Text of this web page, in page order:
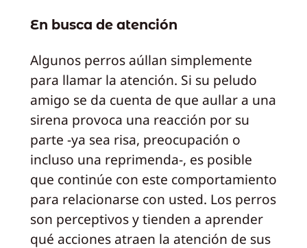
En busca de atención
Algunos perros aúllan simplemente
para llamar la atención. Si su peludo
amigo se da cuenta de que aullar a una
sirena provoca una reacción por su
parte -ya sea risa, preocupación o
incluso una reprimenda-, es posible
que continúe con este comportamiento
para relacionarse con usted. Los perros
son perceptivos y tienden a aprender
qué acciones atraen la atención de sus